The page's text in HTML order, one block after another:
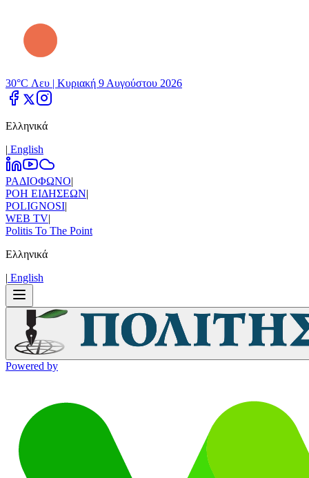
30°C Λευ | Κυριακή 9 Αυγούστου 2026
Ελληνικά
| Εnglish
ΡΑΔΙΟΦΩΝΟ|
ΡΟΗ ΕΙΔΗΣΕΩΝ|
POLIGNOSI|
WEB TV|
Politis To The Point
Ελληνικά
| Εnglish
Powered by